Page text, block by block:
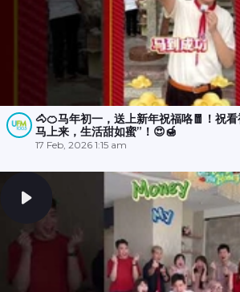
🐴🍊马年初一，送上新年祝福咯🧧！祝
马上来，生活甜如蜜”！😍🍯
17 Feb, 2026 1:15 am